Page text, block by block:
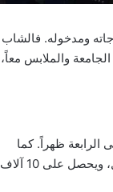
ومدخوله. فالشاب
والملابس معاً،
وحتى الرابعة ظهراً. كما
يقول، ويضيف لـ”سناك سوري”، أنه في بعض الأيام يبقى حتى الثامنة مساء بسبب ضغط العمل، ويحصل على 10 آلاف